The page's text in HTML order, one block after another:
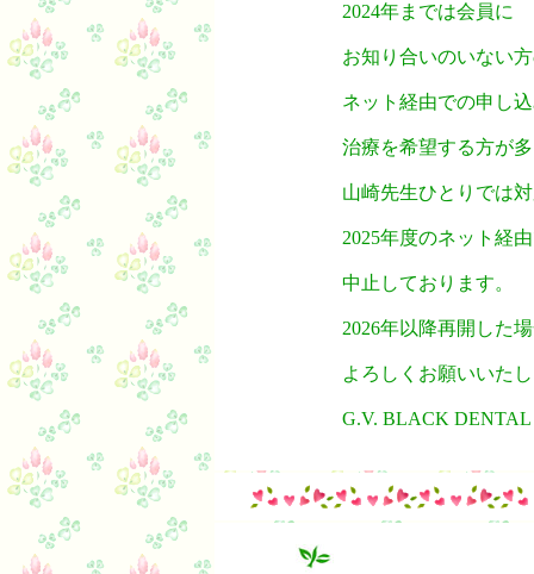
2024年までは会員に
お知り合いのいない
ネット経由での申し
治療を希望する方が
山崎先生ひとりでは
2025年度のネット経
中止しております。
2026年以降再開した
よろしくお願いいた
G.V. BLACK DENTAL